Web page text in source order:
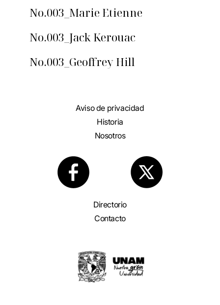
No.003_Marie Etienne
No.003_Jack Kerouac
No.003_Geoffrey Hill
Aviso de privacidad
Historia
Nosotros
Directorio
Contacto